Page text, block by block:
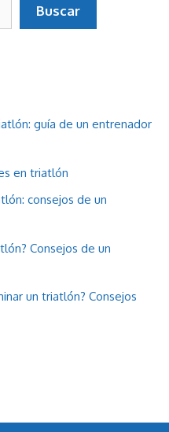
Buscar
guía de un entrenador
en triatlón
consejos de un
Consejos de un
un triatlón? Consejos